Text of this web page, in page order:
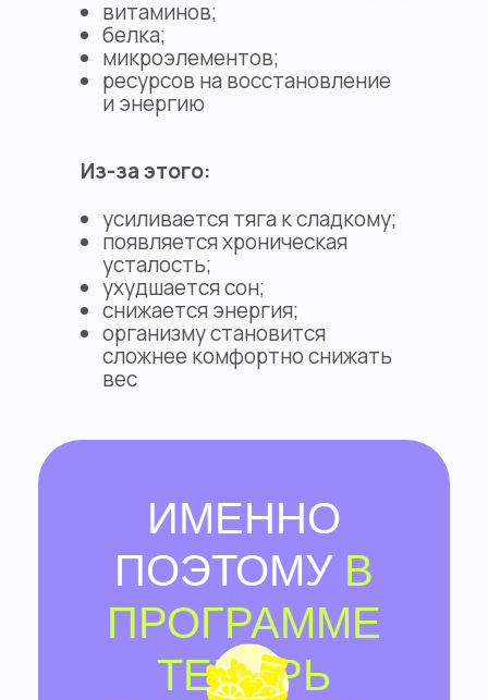
ИМЕННО
ПОЭТОМУ В
ПРОГРАММЕ
ТЕПЕРЬ
витаминов;
белка;
микроэлементов;
ресурсов на восстановление
и энергию
Из-за этого:
усиливается тяга к сладкому;
появляется хроническая
усталость;
ухудшается сон;
снижается энергия;
организму становится
сложнее комфортно снижать
вес